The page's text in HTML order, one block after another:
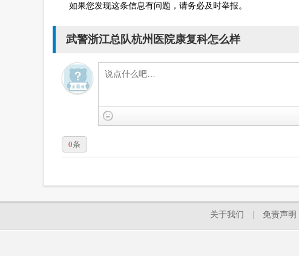
如果您发现这条信息有问题，请务必及时举报。
武警浙江总队杭州医院康复科怎么样
0条
关于我们 免责声明